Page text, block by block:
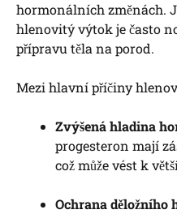
hormonálních změnách.
hlenovitý výtok je často
přípravu těla na porod.
Mezi hlavní příčiny
Zvýšená hladina
progesteron mají
což může vést k
Ochrana děložního